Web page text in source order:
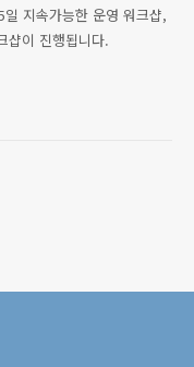
지속가능한 운영 워크샵,
샵이 진행됩니다.